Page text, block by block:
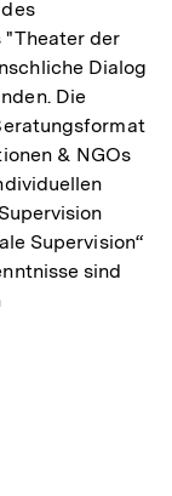
der
Dialog
Die
& NGOs
Supervision“
sind